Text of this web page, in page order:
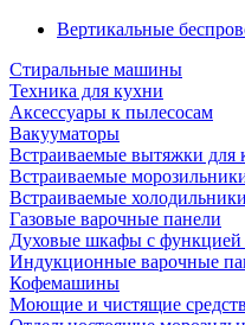
Вертикальные
Стиральные машины
Техника для кухни
Аксессуары к пылесосам
Вакууматоры
Встраиваемые вытяжки для
Встраиваемые
Встраиваемые холодильники
Газовые варочные панели
Духовые шкафы с
Индукционные варочные
Кофемашины
Моющие и чистящие